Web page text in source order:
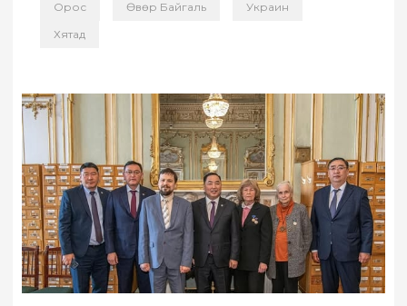
Орос
Өвөр Байгаль
Украин
Хятад